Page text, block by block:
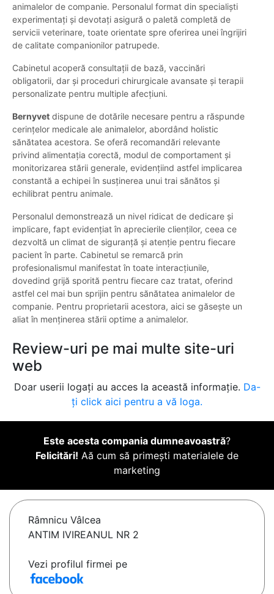
animalelor de companie. Personalul format din specialiști
experimentați și devotați asigură o paletă completă de
servicii veterinare, toate orientate spre oferirea unei îngrijiri
de calitate companionilor patrupede.
Cabinetul acoperă consultații de bază, vaccinări
obligatorii, dar și proceduri chirurgicale avansate și terapii
personalizate pentru multiple afecțiuni.
Bernyvet dispune de dotările necesare pentru a răspunde
cerințelor medicale ale animalelor, abordând holistic
sănătatea acestora. Se oferă recomandări relevante
privind alimentația corectă, modul de comportament și
monitorizarea stării generale, evidențiind astfel implicarea
constantă a echipei în susținerea unui trai sănătos și
echilibrat pentru animale.
Personalul demonstrează un nivel ridicat de dedicare și
implicare, fapt evidențiat în aprecierile clienților, ceea ce
dezvoltă un climat de siguranță și atenție pentru fiecare
pacient în parte. Cabinetul se remarcă prin
profesionalismul manifestat în toate interacțiunile,
dovedind grijă sporită pentru fiecare caz tratat, oferind
astfel cel mai bun sprijin pentru sănătatea animalelor de
companie. Pentru proprietarii acestora, aici se găsește un
aliat în menținerea stării optime a animalelor.
Review-uri pe mai multe site-uri
web
Doar userii logați au acces la această informație. Da-
ți click aici pentru a vă loga.
Este acesta compania dumneavoastră?
Felicitări! Aă cum să primești materialele de
marketing
Râmnicu Vâlcea
ANTIM IVIREANUL NR 2
Vezi profilul firmei pe